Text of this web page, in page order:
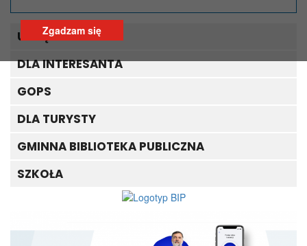
Zgadzam się
URZĄD GMINY
DLA INTERESANTA
GOPS
DLA TURYSTY
GMINNA BIBLIOTEKA PUBLICZNA
SZKOŁA